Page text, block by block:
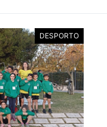
DESPORTO